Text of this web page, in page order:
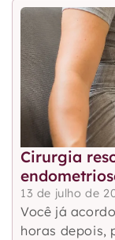
Cirurgia
13 de julho de
Você já
horas depois,